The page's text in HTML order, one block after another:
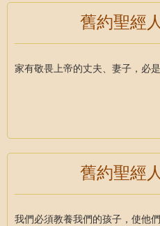
舊約聖經
家有敬畏上帝的丈夫、妻子，必
舊約聖經
我們必須教養我們的孩子，使他